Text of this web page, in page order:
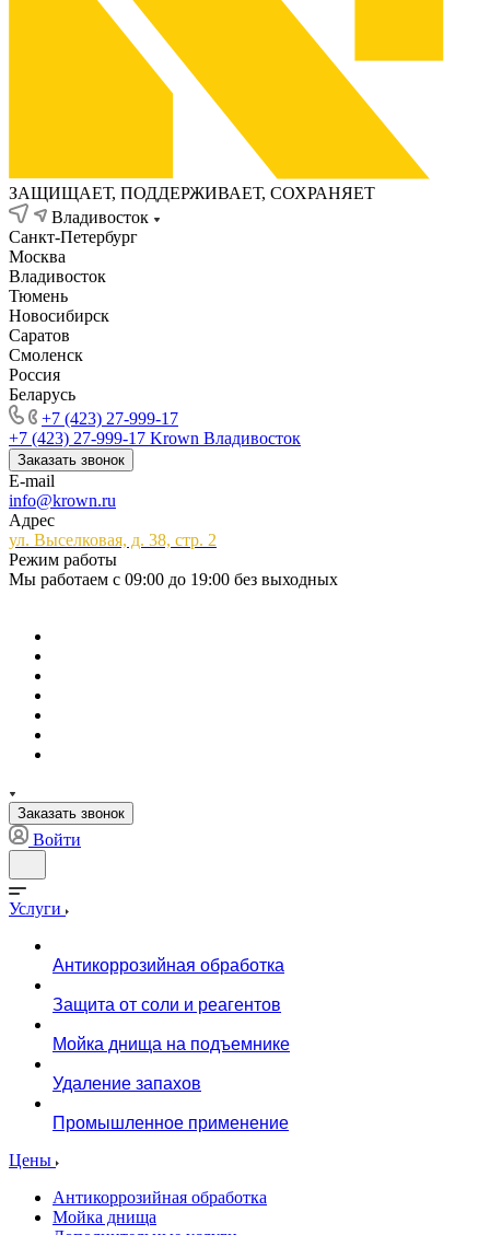
ЗАЩИЩАЕТ, ПОДДЕРЖИВАЕТ, СОХРАНЯЕТ
Владивосток
Санкт-Петербург
Москва
Владивосток
Тюмень
Новосибирск
Саратов
Смоленск
Россия
Беларусь
+7 (423) 27-999-17
+7 (423) 27-999-17 Krown Владивосток
Заказать звонок
E-mail
info@krown.ru
Адрес
ул. Выселковая, д. 38, стр. 2
Режим работы
Мы работаем с 09:00 до 19:00 без выходных
Заказать звонок
Войти
Услуги
Антикоррозийная обработка
Защита от соли и реагентов
Мойка днища на подъемнике
Удаление запахов
Промышленное применение
Цены
Антикоррозийная обработка
Мойка днища